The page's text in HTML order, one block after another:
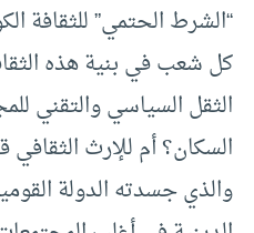
“الشرط الحتمي” للثقافة
كل شعب في بنية هذه
الثقل السياسي والتقني
السكان؟ أم للإرث الثقافي
والذي جسدته الدولة